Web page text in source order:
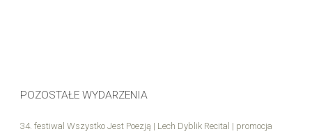
POZOSTAŁE WYDARZENIA
34. festiwal Wszystko Jest Poezją | Lech Dyblik Recital | promocja